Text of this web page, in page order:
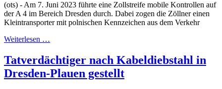
(ots) - Am 7. Juni 2023 führte eine Zollstreife mobile Kontrollen auf
der A 4 im Bereich Dresden durch. Dabei zogen die Zöllner einen
Kleintransporter mit polnischen Kennzeichen aus dem Verkehr
Weiterlesen …
Tatverdächtiger nach Kabeldiebstahl in
Dresden-Plauen gestellt